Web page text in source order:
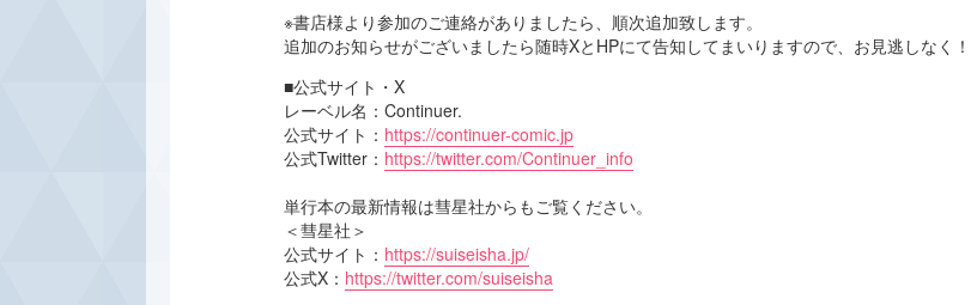
※書店様より参加のご連絡がありましたら、順次追加致します。
追加のお知らせがございましたら随時XとHPにて告知してまいりますので、お見逃しなく！
■公式サイト・X
レーベル名：Continuer.
公式サイト： https://continuer-comic.jp
公式Twitter： https://twitter.com/Continuer_info
単行本の最新情報は彗星社からもご覧ください。
＜彗星社＞
公式サイト： https://suiseisha.jp/
公式X： https://twitter.com/suiseisha